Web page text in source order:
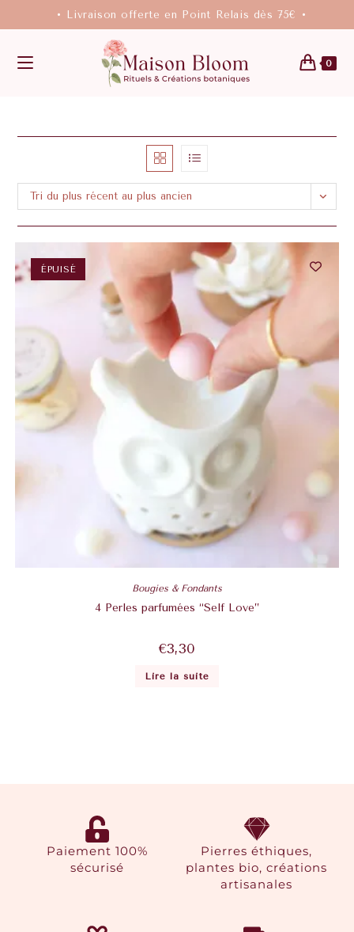
• Livraison offerte en Point Relais dès 75€ •
0
Tri du plus récent au plus ancien
ÉPUISÉ
Bougies & Fondants
4 Perles parfumées “Self Love”
€3,30
Lire la suite
Paiement 100%
sécurisé
Pierres éthiques,
plantes bio, créations
artisanales